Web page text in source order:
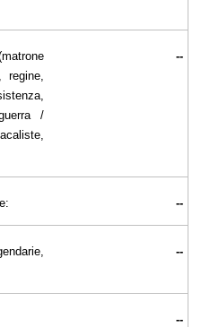
regine,
/
--
--
--
--